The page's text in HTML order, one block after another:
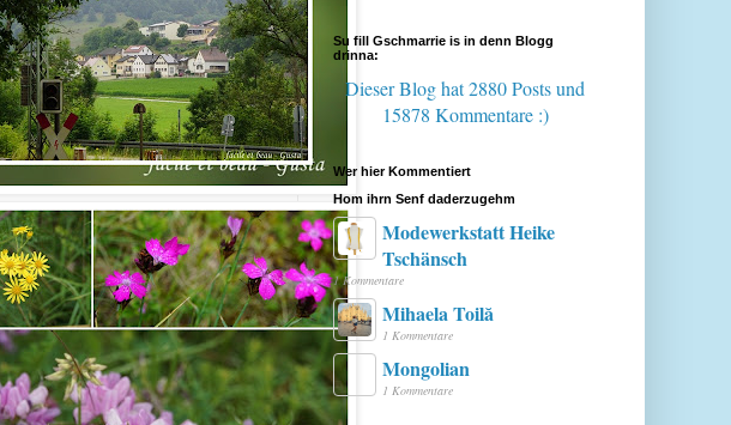
Su fill Gschmarrie is in denn Blogg
drinna:
Dieser Blog hat 2880 Postsund
15878 Kommentare :)
Wer hier Kommentiert
Hom ihrn Senf daderzugehm
Modewerkstatt Heike
Tschänsch
1 Kommentare
Mihaela Toilă
1 Kommentare
Mongolian
1 Kommentare